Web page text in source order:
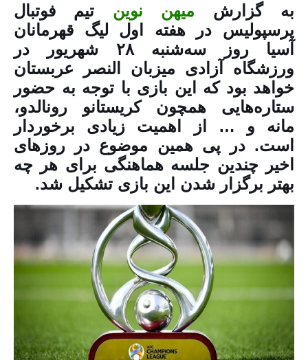
به گزارش میهن نوین تیم فوتبال
پرسپولیس در هفته اول لیگ قهرمانان
آسیا روز سه‌شنبه ۲۸ شهریور در
ورزشگاه آزادی میزبان النصر عربستان
خواهد بود که این بازی با توجه به حضور
ستاره‌هایی همچون کریستانو رونالدو،
مانه و … از اهمیت زیادی برخوردار
است. در پی همین موضوع در روز‌های
اخیر چندین جلسه هماهنگی برای هر چه
بهتر برگزار شدن این بازی تشکیل شد.